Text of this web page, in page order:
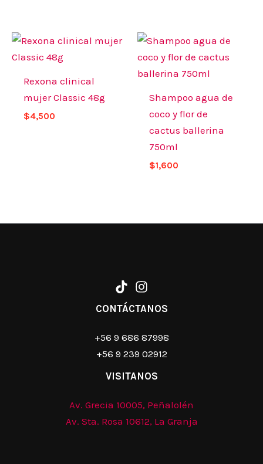
Rexona clinical
mujer Classic 48g
$4,500
Shampoo agua de
coco y flor de
cactus ballerina
750ml
$1,600
CONTÁCTANOS
+56 9 686 87998
+56 9 239 02912
VISITANOS
Av. Grecia 10005, Peñalolén
Av. Sta. Rosa 10612, La Granja